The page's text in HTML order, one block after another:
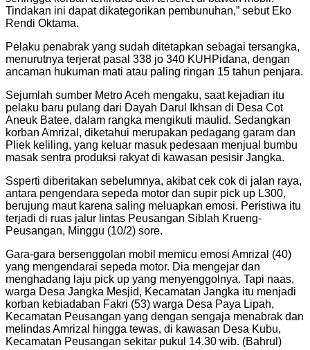
Tindakan ini dapat dikategorikan pembunuhan,” sebut Eko
Rendi Oktama.
Pelaku penabrak yang sudah ditetapkan sebagai tersangka,
menurutnya terjerat pasal 338 jo 340 KUHPidana, dengan
ancaman hukuman mati atau paling ringan 15 tahun penjara.
Sejumlah sumber Metro Aceh mengaku, saat kejadian itu
pelaku baru pulang dari Dayah Darul Ikhsan di Desa Cot
Aneuk Batee, dalam rangka mengikuti maulid. Sedangkan
korban Amrizal, diketahui merupakan pedagang garam dan
Pliek keliling, yang keluar masuk pedesaan menjual bumbu
masak sentra produksi rakyat di kawasan pesisir Jangka.
Ssperti diberitakan sebelumnya, akibat cek cok di jalan raya,
antara pengendara sepeda motor dan supir pick up L300,
berujung maut karena saling meluapkan emosi. Peristiwa itu
terjadi di ruas jalur lintas Peusangan Siblah Krueng-
Peusangan, Minggu (10/2) sore.
Gara-gara bersenggolan mobil memicu emosi Amrizal (40)
yang mengendarai sepeda motor. Dia mengejar dan
menghadang laju pick up yang menyenggolnya. Tapi naas,
warga Desa Jangka Mesjid, Kecamatan Jangka itu menjadi
korban kebiadaban Fakri (53) warga Desa Paya Lipah,
Kecamatan Peusangan yang dengan sengaja menabrak dan
melindas Amrizal hingga tewas, di kawasan Desa Kubu,
Kecamatan Peusangan sekitar pukul 14.30 wib. (Bahrul)